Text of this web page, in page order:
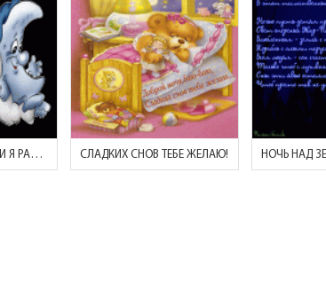
ЗАКРЫВАЙ ГЛАЗКИ И Я РАССКАЖУ ТЕБЕ СКАЗКУ! CЛАДКИХ СНОВ ТЕБЕ ЖЕЛАЮ!